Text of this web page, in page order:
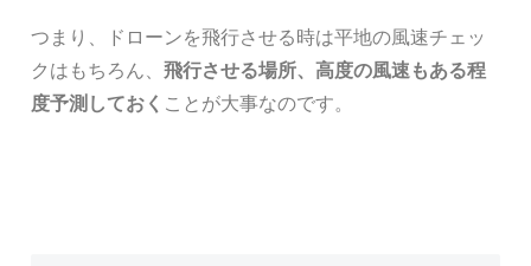
つまり、ドローンを飛行させる時は平地の風速チェッ
クはもちろん、 飛行させる場所、高度の風速もある程
度予測しておく ことが大事なのです。